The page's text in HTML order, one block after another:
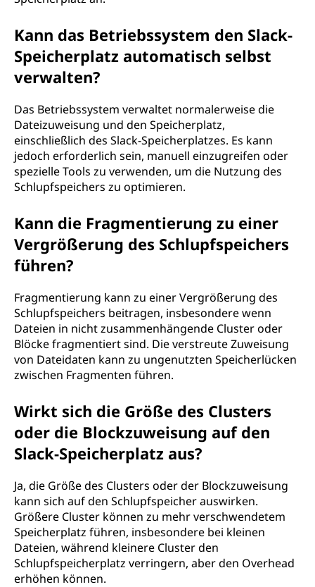
Kann das Betriebssystem den Slack-
Speicherplatz automatisch selbst
verwalten?
Das Betriebssystem verwaltet normalerweise die
Dateizuweisung und den Speicherplatz,
einschließlich des Slack-Speicherplatzes. Es kann
jedoch erforderlich sein, manuell einzugreifen oder
spezielle Tools zu verwenden, um die Nutzung des
Schlupfspeichers zu optimieren.
Kann die Fragmentierung zu einer
Vergrößerung des Schlupfspeichers
führen?
Fragmentierung kann zu einer Vergrößerung des
Schlupfspeichers beitragen, insbesondere wenn
Dateien in nicht zusammenhängende Cluster oder
Blöcke fragmentiert sind. Die verstreute Zuweisung
von Dateidaten kann zu ungenutzten Speicherlücken
zwischen Fragmenten führen.
Wirkt sich die Größe des Clusters
oder die Blockzuweisung auf den
Slack-Speicherplatz aus?
Ja, die Größe des Clusters oder der Blockzuweisung
kann sich auf den Schlupfspeicher auswirken.
Größere Cluster können zu mehr verschwendetem
Speicherplatz führen, insbesondere bei kleinen
Dateien, während kleinere Cluster den
Schlupfspeicherplatz verringern, aber den Overhead
erhöhen können.